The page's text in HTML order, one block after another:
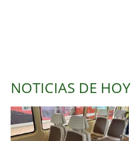
NOTICIAS DE HOY